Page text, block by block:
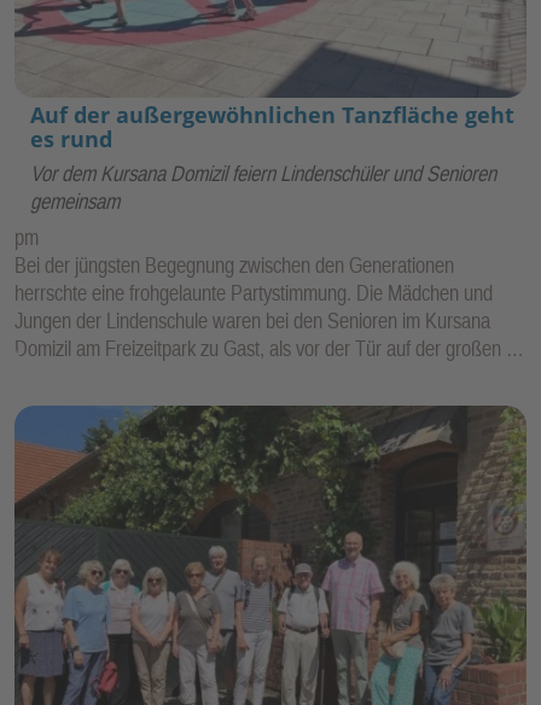
Auf der außergewöhnlichen Tanzfläche geht
es rund
Vor dem Kursana Domizil feiern Lindenschüler und Senioren
gemeinsam
pm
Bei der jüngsten Begegnung zwischen den Generationen
herrschte eine frohgelaunte Partystimmung. Die Mädchen und
Jungen der Lindenschule waren bei den Senioren im Kursana
Domizil am Freizeitpark zu Gast, als vor der Tür auf der großen …